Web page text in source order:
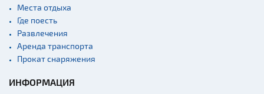
Места отдыха
Где поесть
Развлечения
Аренда транспорта
Прокат снаряжения
ИНФОРМАЦИЯ